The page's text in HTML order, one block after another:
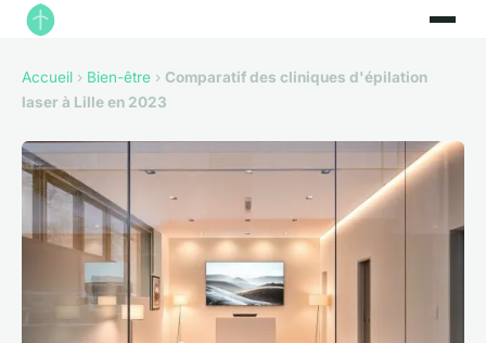
Accueil › Bien-être › Comparatif des cliniques d'épilation
laser à Lille en 2023